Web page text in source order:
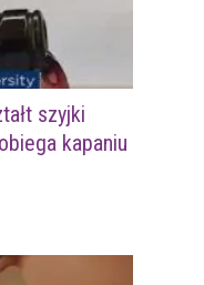
szyjki
kapaniu